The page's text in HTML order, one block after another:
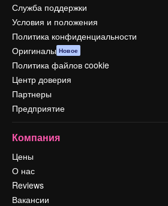
Служба поддержки
Условия и положения
Политика конфиденциальности
Оригиналы Новое
Политика файлов cookie
Центр доверия
Партнеры
Предприятие
Компания
Цены
О нас
Reviews
Вакансии